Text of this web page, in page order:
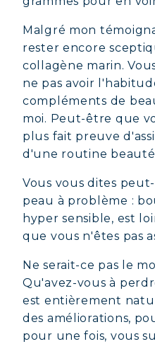
COLLAGÈNE
COVÉLINE,
COLLAGÈNE
CHEVEUX &
COLLAGÈNE
COLLAGÈNE
COLLAGÈNE
CROISSANCE &
COLLAGÈNE :
&
COLLAGÈNE :
IMMUNITÉ
Malgré mon
rester encore
collagène marin.
ne pas avoir
compléments de
moi. Peut-être que
plus fait preuve
d'une routine
Vous vous dites
peau à problème :
hyper sensible, est
que vous n'êtes pas
Ne serait-ce pas le
Qu'avez-vous à
est entièrement
des améliorations,
pour une fois, vous